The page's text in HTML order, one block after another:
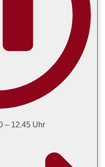
– 12.45 Uhr